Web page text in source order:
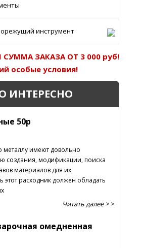
инструмент
ЗАКАЗА ОТ 3 000 руб!
особые условия!
ИНТЕРЕСНО
50р
металлу имеют довольно
создания, модификации, поиска
материалов для их
этот расходник должен обладать
Читать далее > >
омедненная